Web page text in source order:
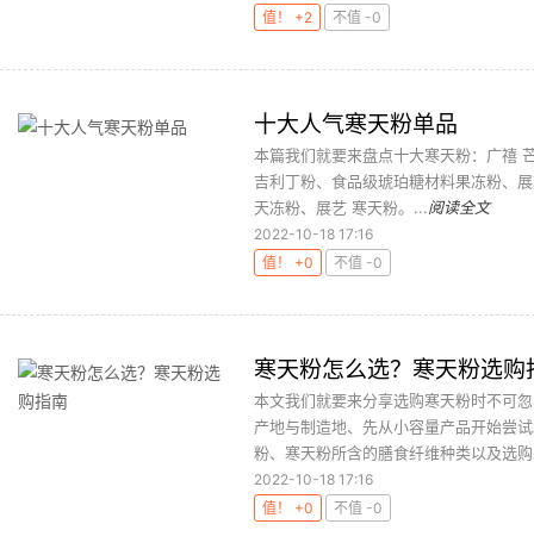
值！ +2
不值 -0
十大人气寒天粉单品
本篇我们就要来盘点十大寒天粉：广禧
吉利丁粉、食品级琥珀糖材料果冻粉、
天冻粉、展艺 寒天粉。...阅读全文
2022-10-18 17:16
值！ +0
不值 -0
寒天粉怎么选？寒天粉选购
本文我们就要来分享选购寒天粉时不可
产地与制造地、先从小容量产品开始尝
粉、寒天粉所含的膳食纤维种类以及选
2022-10-18 17:16
值！ +0
不值 -0